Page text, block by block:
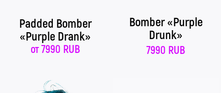
Padded Bomber
«Purple Drank»
от7990 RUB
Bomber «Purple
Drunk»
7990 RUB